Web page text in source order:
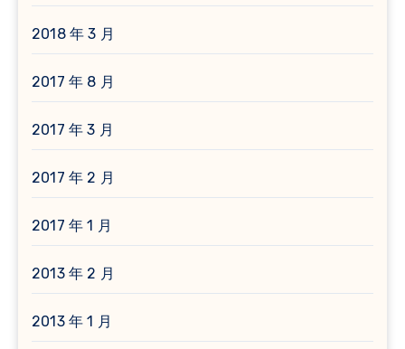
2018 年 3 月
2017 年 8 月
2017 年 3 月
2017 年 2 月
2017 年 1 月
2013 年 2 月
2013 年 1 月